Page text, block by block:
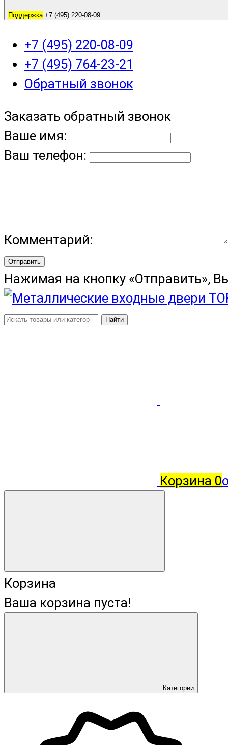
Поддержка +7 (495) 220-08-09
+7 (495) 220-08-09
+7 (495) 764-23-21
Обратный звонок
Заказать обратный звонок
Ваше имя:
Ваш телефон:
Комментарий:
Отправить
Нажимая на кнопку «Отправить»,
Найти
Корзина 0
Корзина
Ваша корзина пуста!
Категории